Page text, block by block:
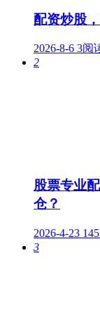
配资炒股
2026-8-6 3阅
2
股票专业
仓？
2026-4-23
3